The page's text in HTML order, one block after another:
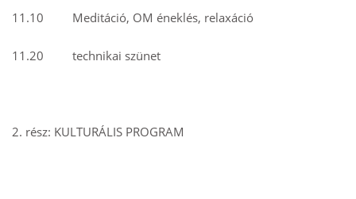
11.10 Meditáció, OM éneklés, relaxáció
11.20 technikai szünet
2. rész: KULTURÁLIS PROGRAM